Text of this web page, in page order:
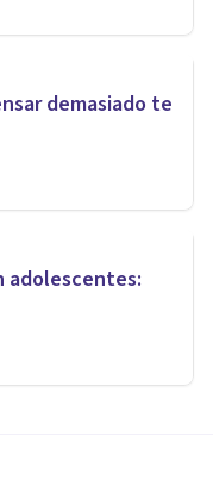
demasiado te
adolescentes: